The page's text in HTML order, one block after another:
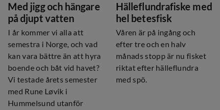
Med jigg och hängare
på djupt vatten
I år kommer vi alla att
semestra i Norge, och vad
kan vara bättre än att hyra
boende och båt vid havet?
Vi testade årets semester
med Rune Løvik i
Hummelsund utanför
Hälleflundrafiske med
hel betesfisk
Våren är på ingång och
efter tre och en halv
månads stopp är nu fisket
riktat efter hälleflundra
med spö.